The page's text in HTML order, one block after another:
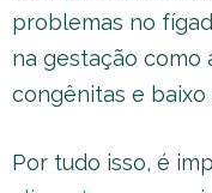
problemas no
na gestação como
congênitas e baixo
Por tudo isso, é